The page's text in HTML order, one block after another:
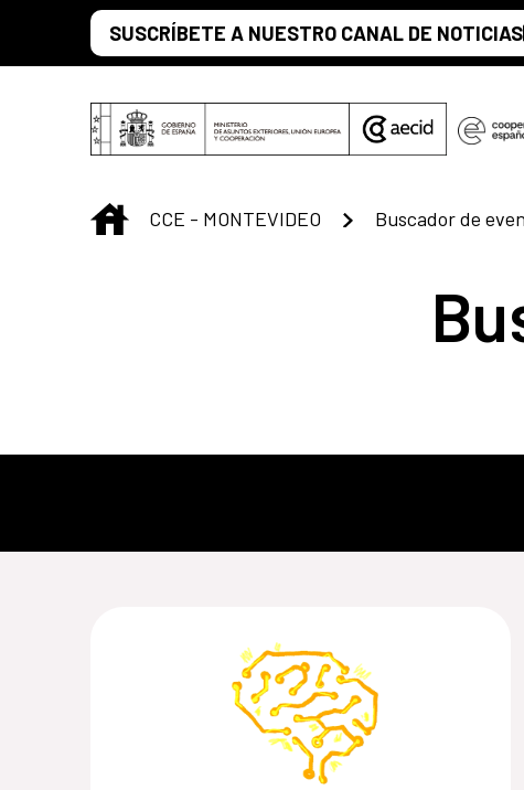
Saltar al contenido principal
SUSCRÍBETE A NUESTRO CANAL DE NOTICIAS
INICIO
CCE - MONTEVIDEO Buscador de